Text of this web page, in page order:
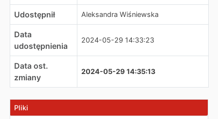
Udostępnił Aleksandra Wiśniewska
Data
udostępnienia
2024-05-29 14:33:23
Data ost.
zmiany
2024-05-29 14:35:13
Pliki